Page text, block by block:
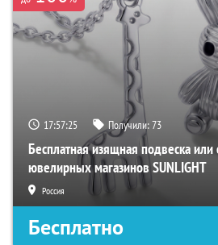
17:57:24 Получили:73
Бесплатная изящная подвеска или
ювелирных магазинов SUNLIGHT
Россия
Бесплатно